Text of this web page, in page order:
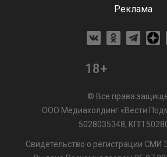
Реклама
18+
© Все права
ООО Медиахолдинг «Вести
5028035348; КПП
Свидетельство о регистрации СМИ